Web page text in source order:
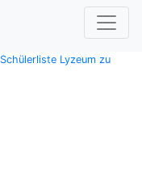
Schülerliste Lyzeum zu